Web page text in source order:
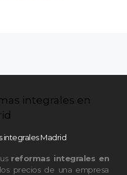
integrales Madrid
reformas integrales en
precios de una empresa